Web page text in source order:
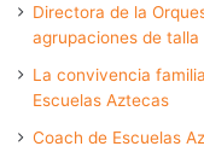
Directora de la
agrupaciones de
La convivencia
Escuelas Aztecas
Coach de Escuelas